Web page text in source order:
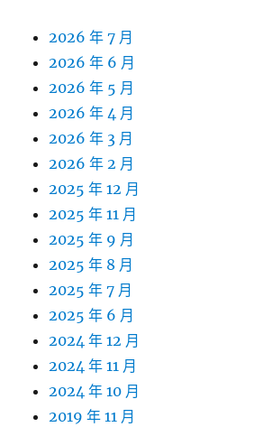
2026 年 7 月
2026 年 6 月
2026 年 5 月
2026 年 4 月
2026 年 3 月
2026 年 2 月
2025 年 12 月
2025 年 11 月
2025 年 9 月
2025 年 8 月
2025 年 7 月
2025 年 6 月
2024 年 12 月
2024 年 11 月
2024 年 10 月
2019 年 11 月